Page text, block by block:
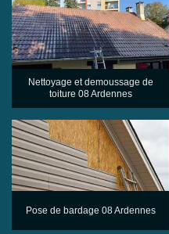
Nettoyage et demoussage de
toiture 08 Ardennes
Pose de bardage 08 Ardennes